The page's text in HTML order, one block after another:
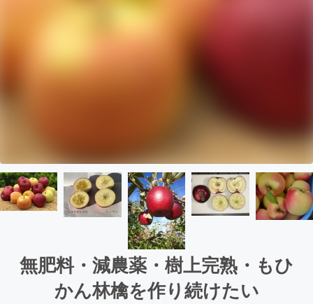
無肥料・減農薬・樹上完熟・もひ
かん林檎を作り続けたい